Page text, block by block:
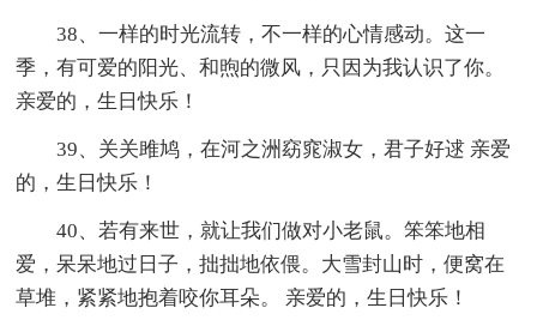
38、一样的时光流转，不一样的心情感动。这一
季，有可爱的阳光、和煦的微风，只因为我认识了你。
亲爱的，生日快乐！
39、关关雎鸠，在河之洲窈窕淑女，君子好逑 亲爱
的，生日快乐！
40、若有来世，就让我们做对小老鼠。笨笨地相
爱，呆呆地过日子，拙拙地依偎。大雪封山时，便窝在
草堆，紧紧地抱着咬你耳朵。 亲爱的，生日快乐！